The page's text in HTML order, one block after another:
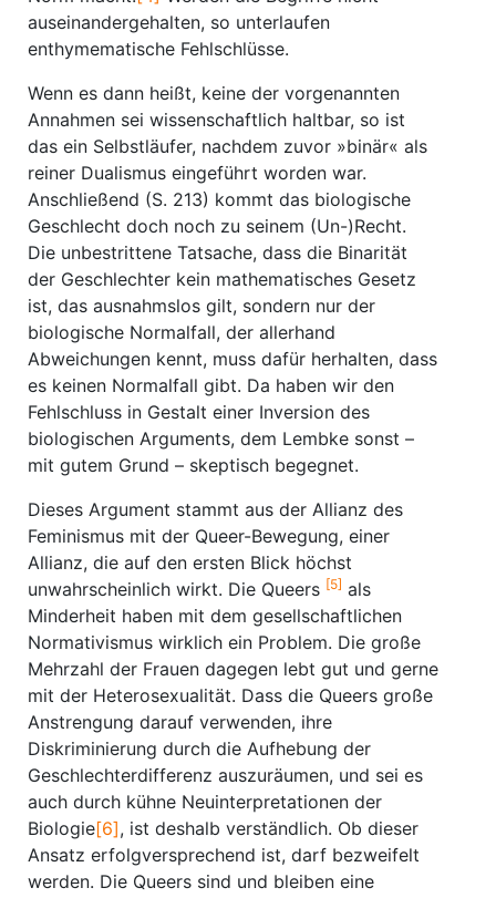
auseinandergehalten, so unterlaufen
enthymematische Fehl­schlüsse.
Wenn es dann heißt, keine der vorgenannten
Annahmen sei wissenschaftlich haltbar, so ist
das ein Selbstläufer, nachdem zuvor »binär« als
reiner Dualismus eingeführt worden war.
Anschließend (S. 213) kommt das biologische
Geschlecht doch noch zu seinem (Un-)Recht.
Die unbestrittene Tatsache, dass die Binarität
der Geschlechter kein mathematisches Gesetz
ist, das ausnahmslos gilt, sondern nur der
biologische Normalfall, der allerhand
Abweichungen kennt, muss dafür herhalten, dass
es keinen Normalfall gibt. Da haben wir den
Fehlschluss in Gestalt einer Inversion des
biologischen Arguments, dem Lembke sonst –
mit gutem Grund – skeptisch begegnet.
Dieses Argument stammt aus der Allianz des
Feminismus mit der Queer-Bewegung, einer
Allianz, die auf den ersten Blick höchst
unwahrscheinlich wirkt. Die Queers [5] als
Minderheit haben mit dem gesellschaftlichen
Normativismus wirklich ein Problem. Die große
Mehrzahl der Frauen dagegen lebt gut und gerne
mit der Heterosexualität. Dass die Queers große
Anstrengung darauf verwenden, ihre
Diskriminierung durch die Aufhebung der
Geschlechterdifferenz auszuräumen, und sei es
auch durch kühne Neuinterpretationen der
Biologie[6], ist deshalb verständlich. Ob dieser
Ansatz erfolgversprechend ist, darf bezweifelt
werden. Die Queers sind und bleiben eine